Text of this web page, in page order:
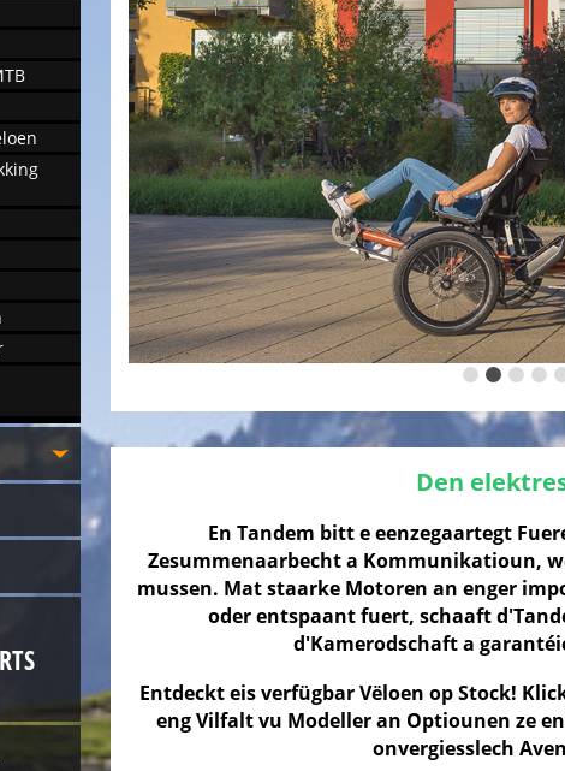
Den
En Tandem bitt e eenzegaartegt
Zesummenaarbecht a Kommunikatioun,
mussen. Mat staarke Motoren an enger
oder entspaant fuert, schaaft
d'Kamerodschaft a
Entdeckt eis verfügbar Vëloen op Stock!
eng Vilfalt vu Modeller an Optiounen ze
onvergiesslech